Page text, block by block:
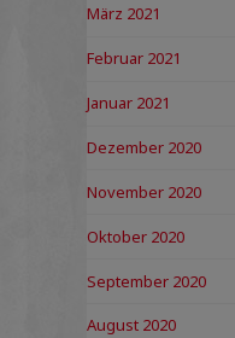
März 2021
Februar 2021
Januar 2021
Dezember 2020
November 2020
Oktober 2020
September 2020
August 2020